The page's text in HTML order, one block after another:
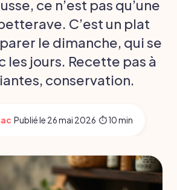
ce n’est pas qu’une
C’est un plat
le dimanche, qui se
les jours. Recette pas à
conservation.
·Publié le 26 mai 2026·⏱ 10 min